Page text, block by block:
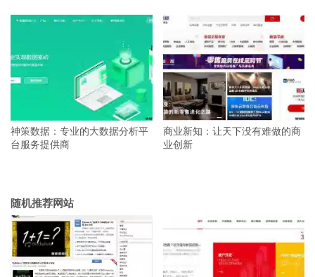
神策数据：专业的大数据分析平
台服务提供商
商业新知：让天下没有难做的商
业创新
随机推荐网站